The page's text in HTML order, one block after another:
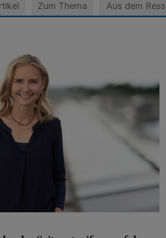
Zum Thema Aus dem